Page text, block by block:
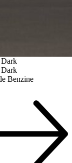
Benzine